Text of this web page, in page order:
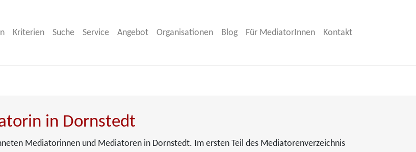
Kriterien Suche Service Angebot Organisationen Blog Für MediatorInnen Kontakt
in Dornstedt
Mediatorinnen und Mediatoren in Dornstedt. Im ersten Teil des Mediatorenverzeichnis